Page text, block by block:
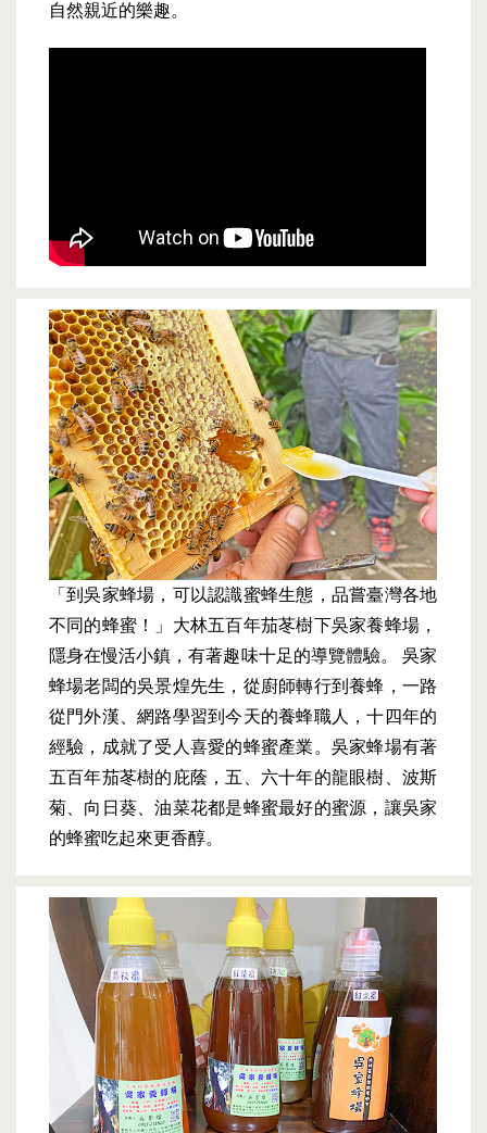
自然親近的樂趣。
「到吳家蜂場，可以認識蜜蜂生態，品嘗臺灣各地
不同的蜂蜜！」大林五百年茄苳樹下吳家養蜂場，
隱身在慢活小鎮，有著趣味十足的導覽體驗。 吳家
蜂場老闆的吳景煌先生，從廚師轉行到養蜂，一路
從門外漢、網路學習到今天的養蜂職人，十四年的
經驗，成就了受人喜愛的蜂蜜產業。吳家蜂場有著
五百年茄苳樹的庇蔭，五、六十年的龍眼樹、波斯
菊、向日葵、油菜花都是蜂蜜最好的蜜源，讓吳家
的蜂蜜吃起來更香醇。